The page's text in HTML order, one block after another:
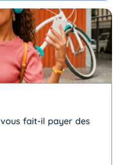
fait-il payer des